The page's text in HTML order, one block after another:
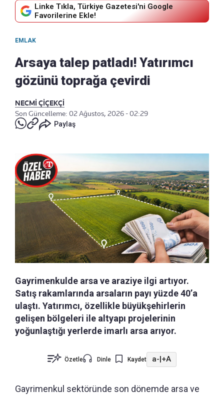
Linke Tıkla, Türkiye Gazetesi'ni Google
Favorilerine Ekle!
EMLAK
Arsaya talep patladı! Yatırımcı
gözünü toprağa çevirdi
NECMİ ÇİÇEKÇİ
Son Güncelleme: 02 Ağustos, 2026 - 02:29
Paylaş
Gayrimenkulde arsa ve araziye ilgi artıyor.
Satış rakamlarında arsaların payı yüzde 40’a
ulaştı. Yatırımcı, özellikle büyükşehirlerin
gelişen bölgeleri ile altyapı projelerinin
yoğunlaştığı yerlerde imarlı arsa arıyor.
Özetle Dinle Kaydet a-|+A
Gayrimenkul sektöründe son dönemde arsa ve